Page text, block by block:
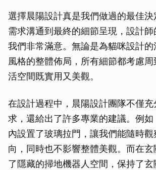
選擇晨陽設計真是我們做過的最佳
需求溝通到最終的細節呈現，設計
我們非常滿意。無論是為貓咪設計
風格的整體佈局，所有細節都考慮
活空間既實用又美觀。
在設計過程中，晨陽設計團隊不僅
求，還給出了許多專業的建議。例
內設置了玻璃拉門，讓我們能隨時
向，同時也不影響整體美觀。而在
了隱藏的掃地機器人空間，保持了